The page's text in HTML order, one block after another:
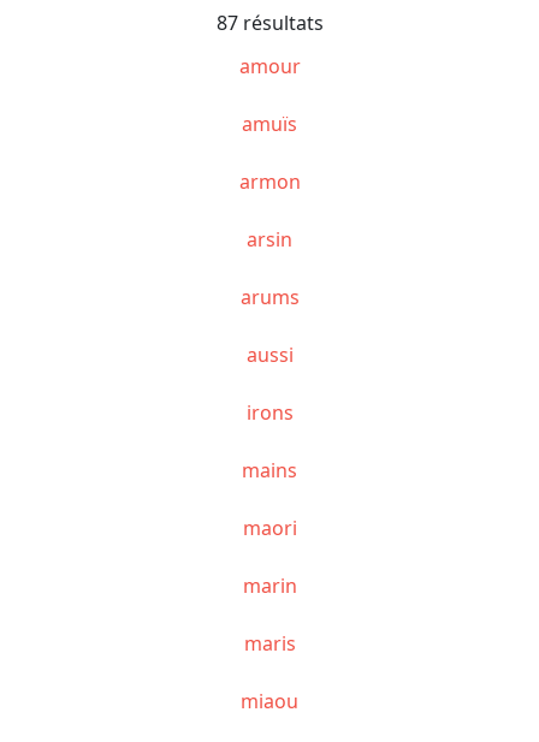
87 résultats
amour
amuïs
armon
arsin
arums
aussi
irons
mains
maori
marin
maris
miaou